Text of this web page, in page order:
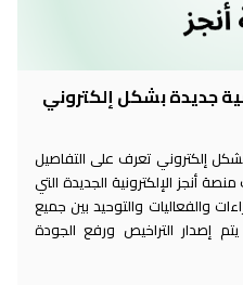
جديدة بشكل إلكتروني
إلكتروني تعرف على التفاصيل
أنجز الإلكترونية الجديدة التي
والفعاليات والتوحيد بين جميع
إصدار التراخيص ورفع الجودة